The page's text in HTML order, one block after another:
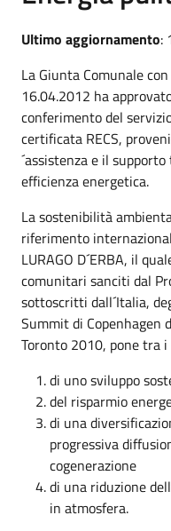
Ultimo aggiornamento:
La Giunta Comunale
16.04.2012 ha
conferimento del
certificata RECS,
´assistenza e il
efficienza energetica.
La sostenibilità
riferimento
LURAGO D´ERBA, il
comunitari sanciti dal
sottoscritti dall´Italia,
Summit di Copenhagen
Toronto 2010, pone tra
di uno sviluppo
del risparmio
di una
progressiva
cogenerazione
di una riduzione
in atmosfera.